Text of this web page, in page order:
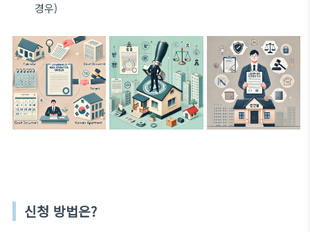
경우)
신청 방법은?